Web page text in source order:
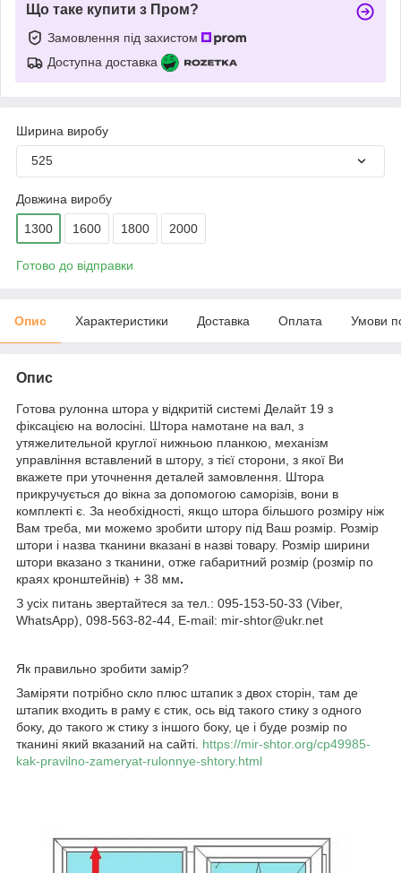
Що таке купити з Пром?
Замовлення під захистом
Доступна доставка
Ширина виробу
525
Довжина виробу
1300 1600 1800 2000
Готово до відправки
Опис Характеристики Доставка Оплата Умови
Опис
Готова рулонна штора у відкритій системі Делайт 19 з
фіксацією на волосіні. Штора намотане на вал, з
утяжелительной круглої нижньою планкою, механізм
управління вставлений в штору, з тієї сторони, з якої Ви
вкажете при уточнення деталей замовлення. Штора
прикручується до вікна за допомогою саморізів, вони в
комплекті є. За необхідності, якщо штора більшого розміру ніж
Вам треба, ми можемо зробити штору під Ваш розмір. Розмір
штори і назва тканини вказані в назві товару. Розмір ширини
штори вказано з тканини, отже габаритний розмір (розмір по
краях кронштейнів) + 38 мм.
З усіх питань звертайтеся за тел.: 095-153-50-33 (Viber,
WhatsApp), 098-563-82-44, E-mail: mir-shtor@ukr.net
Як правильно зробити замір?
Заміряти потрібно скло плюс штапик з двох сторін, там де
штапик входить в раму є стик, ось від такого стику з одного
боку, до такого ж стику з іншого боку, це і буде розмір по
тканині який вказаний на сайті. https://mir-shtor.org/cp49985-
kak-pravilno-zameryat-rulonnye-shtory.html